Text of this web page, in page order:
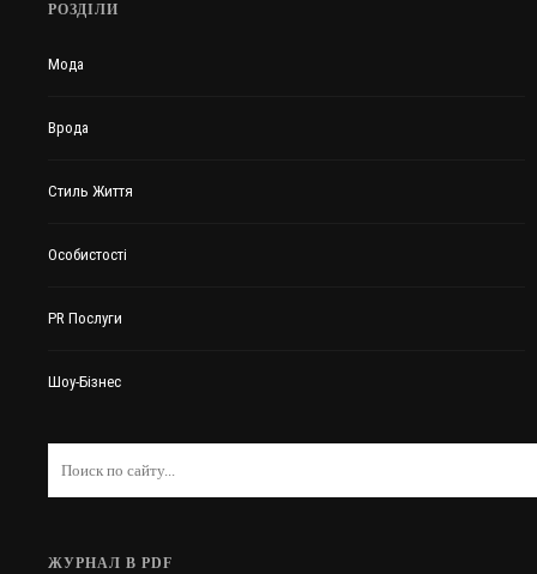
РОЗДІЛИ
Мода
Врода
Стиль Життя
Особистості
PR Послуги
Шоу-Бізнес
ЖУРНАЛ В PDF